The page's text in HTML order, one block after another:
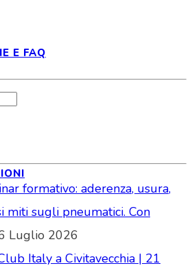
E FAQ
formativo: aderenza, usura,
miti sugli pneumatici. Con
Luglio 2026
Italy a Civitavecchia | 21